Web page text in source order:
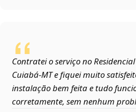
Contratei o serviço no
Cuiabá‑MT e fiquei muito
instalação bem feita e tudo
corretamente, sem nenhum